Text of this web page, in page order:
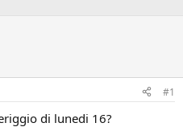
#1
di lunedi 16?